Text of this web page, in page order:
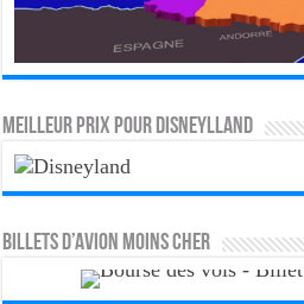
MEILLEUR PRIX POUR DISNEYLLAND
Billets d’avion moins cher